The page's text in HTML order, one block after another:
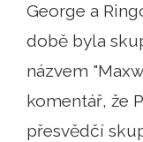
George a
době byla
názvem
komentář, že
přesvědčí